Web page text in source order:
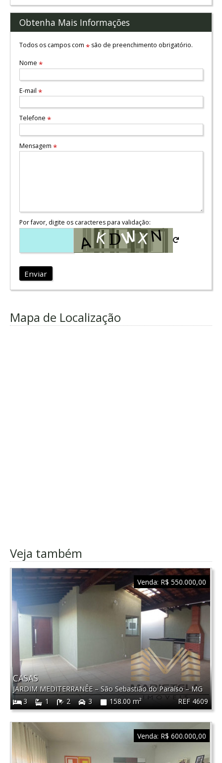
Obtenha Mais Informações
Todos os campos com *são de preenchimento obrigatório.
Nome *
E-mail *
Telefone *
Mensagem *
Por favor, digite os caracteres para validação:
Enviar
Mapa de Localização
Veja também
REF 4609
CASAS
JARDIM MEDITERRANÊE –São Sebastião do Paraíso–MG
3
1 2 3 158.00 m²
Venda: R$ 550.000,00
Venda: R$ 600.000,00